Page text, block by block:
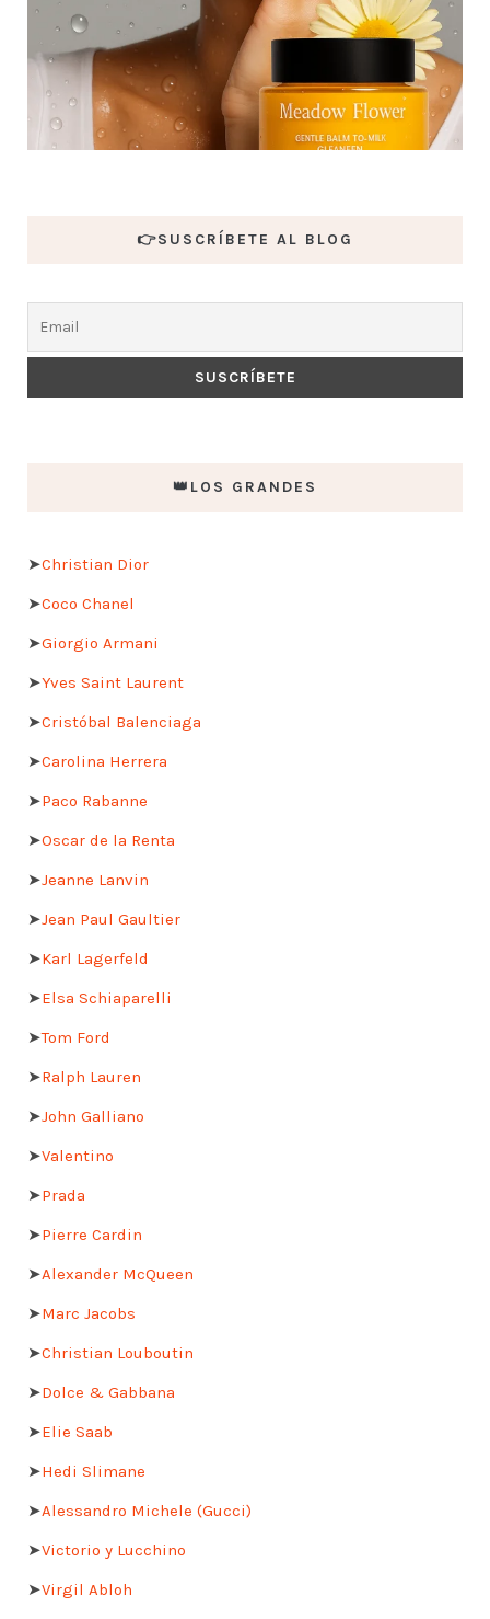
👉SUSCRÍBETE AL BLOG
👑LOS GRANDES
➤Christian Dior
➤Coco Chanel
➤Giorgio Armani
➤Yves Saint Laurent
➤Cristóbal Balenciaga
➤Carolina Herrera
➤Paco Rabanne
➤Oscar de la Renta
➤Jeanne Lanvin
➤Jean Paul Gaultier
➤Karl Lagerfeld
➤Elsa Schiaparelli
➤Tom Ford
➤Ralph Lauren
➤John Galliano
➤Valentino
➤Prada
➤Pierre Cardin
➤Alexander McQueen
➤Marc Jacobs
➤Christian Louboutin
➤Dolce & Gabbana
➤Elie Saab
➤Hedi Slimane
➤Alessandro Michele (Gucci)
➤Victorio y Lucchino
➤Virgil Abloh